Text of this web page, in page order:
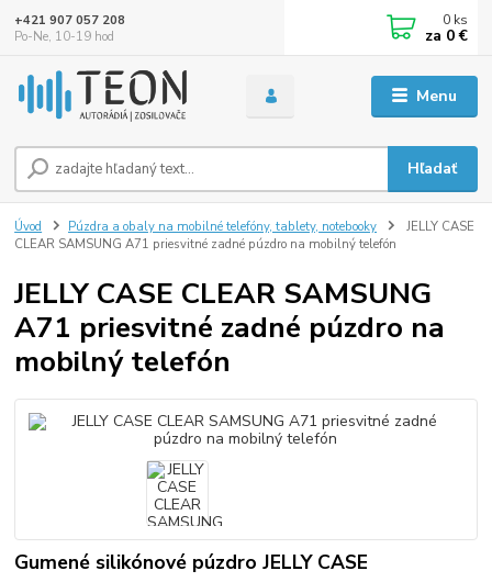
Menu
Hľadať
+421 907 057 208
Po-Ne, 10-19 hod
0 ks
za 0 €
Úvod Púzdra a obaly na mobilné telefóny, tablety, notebooky
JELLY CASE
CLEAR SAMSUNG A71 priesvitné zadné púzdro na mobilný telefón
JELLY CASE CLEAR SAMSUNG
A71 priesvitné zadné púzdro na
mobilný telefón
Gumené silikónové púzdro JELLY CASE